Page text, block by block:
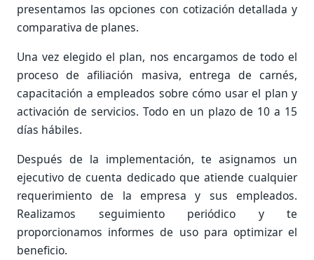
presentamos las opciones con cotización detallada y
comparativa de planes.
Una vez elegido el plan, nos encargamos de todo el
proceso de afiliación masiva, entrega de carnés,
capacitación a empleados sobre cómo usar el plan y
activación de servicios. Todo en un plazo de 10 a 15
días hábiles.
Después de la implementación, te asignamos un
ejecutivo de cuenta dedicado que atiende cualquier
requerimiento de la empresa y sus empleados.
Realizamos seguimiento periódico y te
proporcionamos informes de uso para optimizar el
beneficio.